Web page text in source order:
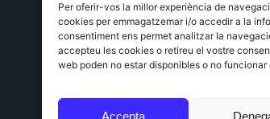
Per oferir-vos la millor experiència de
cookies per emmagatzemar i/o accedir a la
consentiment ens permet analitzar la
accepteu les cookies o retireu el vostre
web poden no estar disponibles o no
Accepta
Política de
Política